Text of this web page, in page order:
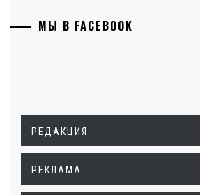
МЫ В FACEBOOK
РЕДАКЦИЯ
РЕКЛАМА